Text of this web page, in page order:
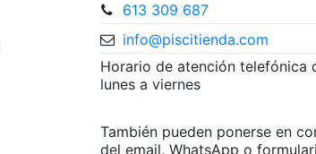
613 309 687
info@piscitienda.com
Horario de atención telefónica
lunes a viernes
También pueden ponerse en
del email, WhatsApp o